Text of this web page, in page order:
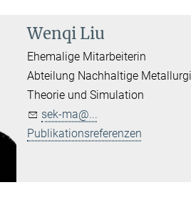
Wenqi Liu
Ehemalige Mitarbeiterin
Abteilung Nachhaltige
Theorie und Simulation
sek-ma@...
Publikationsreferenzen